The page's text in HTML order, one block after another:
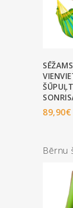
SĒŽAMS
89,90€
Bērnu